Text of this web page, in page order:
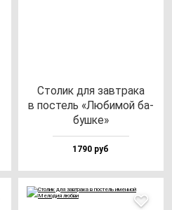
Сто­лик для зав­тра­ка
в пос­тель «Люби­мой ба­
буш­ке»
1790 руб